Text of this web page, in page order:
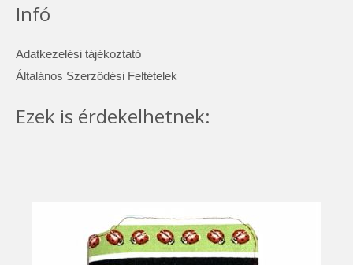
Infó
Adatkezelési tájékoztató
Általános Szerződési Feltételek
Ezek is érdekelhetnek: